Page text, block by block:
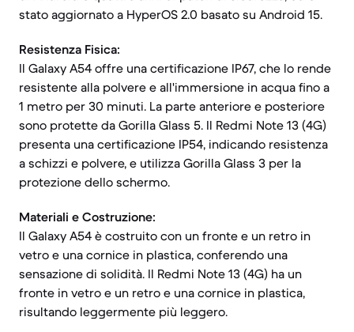
stato aggiornato a HyperOS 2.0 basato su Android 15.
Resistenza Fisica:
Il Galaxy A54 offre una certificazione IP67, che lo rende
resistente alla polvere e all'immersione in acqua fino a
1 metro per 30 minuti. La parte anteriore e posteriore
sono protette da Gorilla Glass 5. Il Redmi Note 13 (4G)
presenta una certificazione IP54, indicando resistenza
a schizzi e polvere, e utilizza Gorilla Glass 3 per la
protezione dello schermo.
Materiali e Costruzione:
Il Galaxy A54 è costruito con un fronte e un retro in
vetro e una cornice in plastica, conferendo una
sensazione di solidità. Il Redmi Note 13 (4G) ha un
fronte in vetro e un retro e una cornice in plastica,
risultando leggermente più leggero.